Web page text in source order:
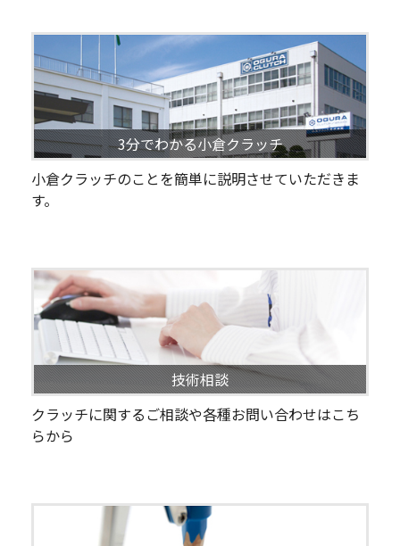
3分でわかる小倉クラッチ
小倉クラッチのことを簡単に説明させていただきま
す。
技術相談
クラッチに関するご相談や各種お問い合わせはこち
らから